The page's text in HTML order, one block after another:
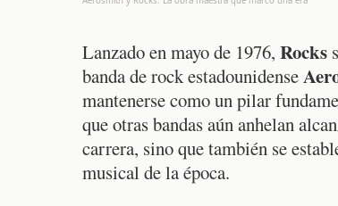
Lanzado en mayo de 1976, Rocks
banda de rock estadounidense
mantenerse como un pilar
que otras bandas aún anhelan
carrera, sino que también se
musical de la época.